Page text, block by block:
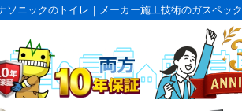
ソニックのトイレ｜メーカー施工技術のガスペック